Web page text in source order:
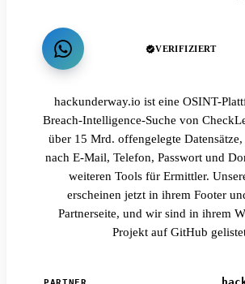
VERIFIZIERT
hackunderway.io ist eine OSINT-
Breach-Intelligence-Suche von
über 15 Mrd. offengelegte
nach E-Mail, Telefon, Passwort und
weiteren Tools für Ermittler.
erscheinen jetzt in ihrem Footer
Partnerseite, und wir sind in ihrem
Projekt auf GitHub